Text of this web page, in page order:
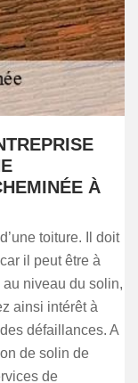
À
toiture. Il doit
il peut être à
au niveau du solin,
ainsi intérêt à
défaillances. A
de solin de
de